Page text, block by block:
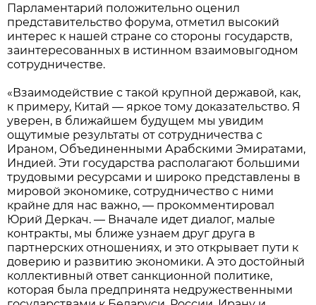
Парламентарий положительно оценил
представительство форума, отметил высокий
интерес к нашей стране со стороны государств,
заинтересованных в истинном взаимовыгодном
сотрудничестве.
«Взаимодействие с такой крупной державой, как,
к примеру, Китай — яркое тому доказательство. Я
уверен, в ближайшем будущем мы увидим
ощутимые результаты от сотрудничества с
Ираном, Объединенными Арабскими Эмиратами,
Индией. Эти государства располагают большими
трудовыми ресурсами и широко представлены в
мировой экономике, сотрудничество с ними
крайне для нас важно, — прокомментировал
Юрий Деркач. — Вначале идет диалог, малые
контракты, мы ближе узнаем друг друга в
партнерских отношениях, и это открывает пути к
доверию и развитию экономики. А это достойный
коллективный ответ санкционной политике,
которая была предпринята недружественными